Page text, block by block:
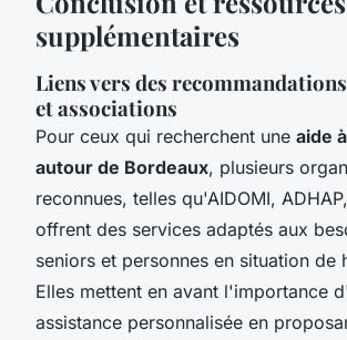
supplémentaires
Liens vers des
et associations
Pour ceux qui recherchent une aide
autour de Bordeaux, plusieurs
reconnues, telles qu'AIDOMI,
offrent des services adaptés aux
seniors et personnes en situation de
Elles mettent en avant l'importance
assistance personnalisée en